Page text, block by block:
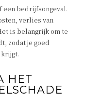
een bedrijfsongeval.
verlies van
is belangrijk om te
zodat je goed
HET